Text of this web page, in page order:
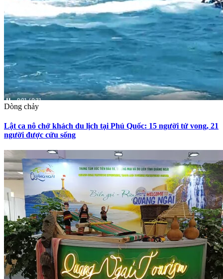
Dòng chảy
Lật ca nô chở khách du lịch tại Phú Quốc: 15 người tử vong, 21
người được cứu sống